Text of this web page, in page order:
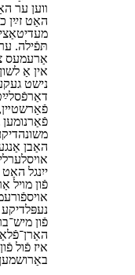
װען ער
האָט זײַן
תּפֿילה.
אָרעמעס
אין אַ
נישט
פֿאַרנומען
האָבן
ייִנגל
פֿון מױל
נעפּלדיקע
פֿון
איז פֿול